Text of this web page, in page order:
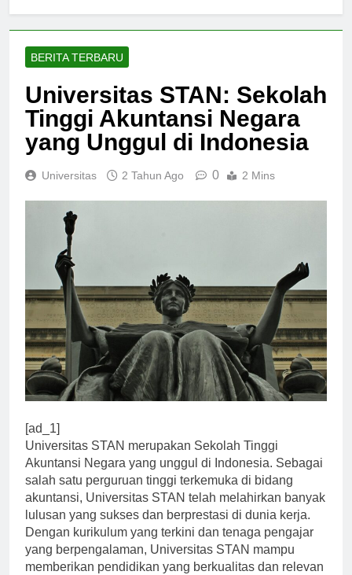
BERITA TERBARU
Universitas STAN: Sekolah
Tinggi Akuntansi Negara
yang Unggul di Indonesia
Universitas 2 Tahun Ago 0 2 Mins
[ad_1]
Universitas STAN merupakan Sekolah Tinggi
Akuntansi Negara yang unggul di Indonesia. Sebagai
salah satu perguruan tinggi terkemuka di bidang
akuntansi, Universitas STAN telah melahirkan banyak
lulusan yang sukses dan berprestasi di dunia kerja.
Dengan kurikulum yang terkini dan tenaga pengajar
yang berpengalaman, Universitas STAN mampu
memberikan pendidikan yang berkualitas dan relevan